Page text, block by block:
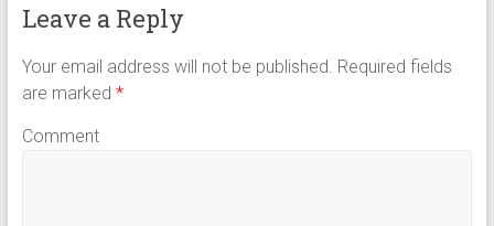
Leave a Reply
Your email address will not be published. Required fields
are marked *
Comment